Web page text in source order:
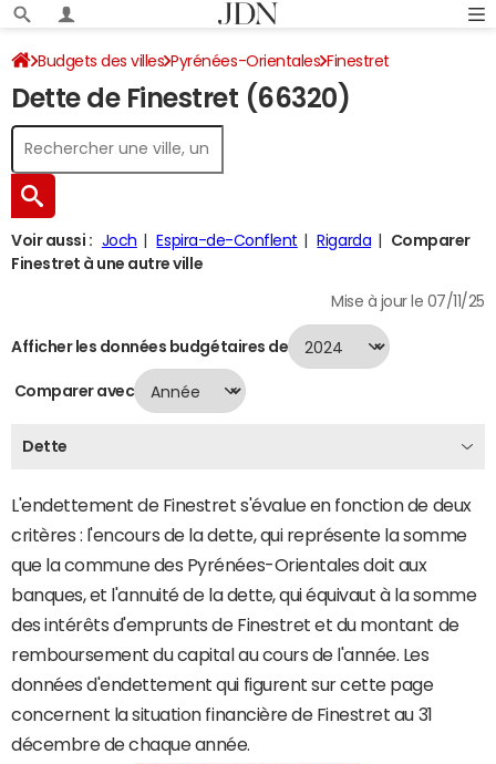
Budgets des villes Pyrénées-Orientales Finestret
Dette au 31/12/2024
Dette de Finestret (66320)
Voir aussi : Joch Espira-de-Conflent Rigarda
Comparer
Finestret à une autre ville
Mise à jour le 07/11/25
Afficher les données budgétaires de
Comparer avec
Dette
L'endettement de Finestret s'évalue en fonction de deux
critères : l'encours de la dette, qui représente la somme
que la commune des Pyrénées-Orientales doit aux
banques, et l'annuité de la dette, qui équivaut à la somme
des intérêts d'emprunts de Finestret et du montant de
remboursement du capital au cours de l'année. Les
données d'endettement qui figurent sur cette page
concernent la situation financière de Finestret au 31
décembre de chaque année.